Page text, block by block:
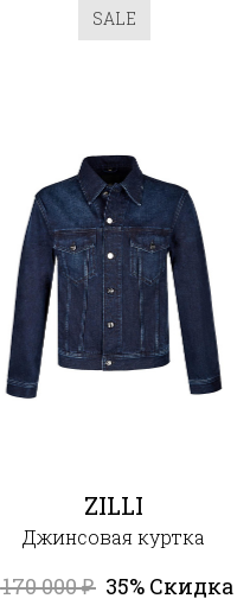
SALE
ZILLI
Джинсовая куртка
170 000₽ 35% Скидка